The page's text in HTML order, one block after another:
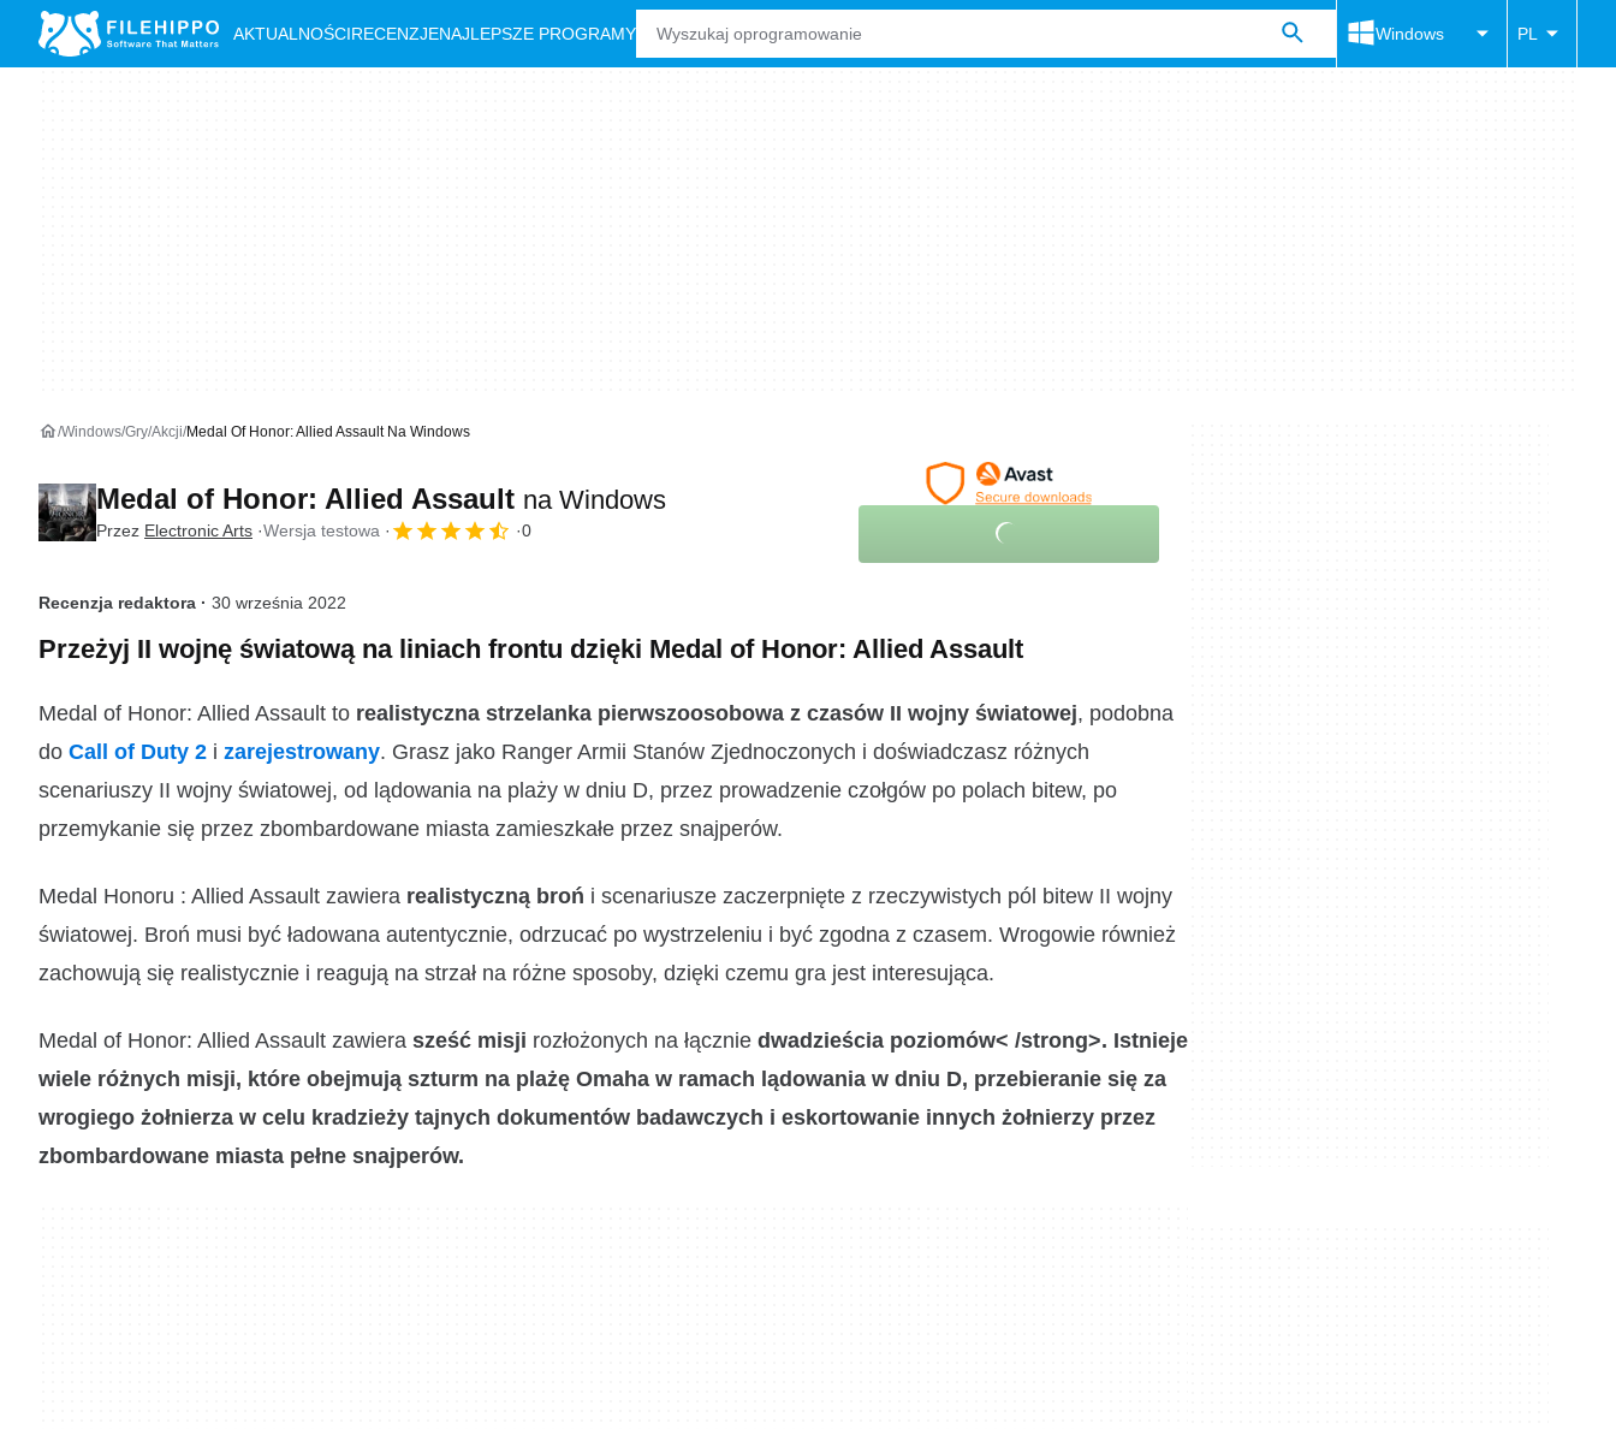
AKTUALNOŚCIRECENZJENAJLEPSZE PROGRAMY Windows PL
Windows Gry Akcji Medal Of Honor: Allied Assault Na Windows
Medal of Honor: Allied Assault na Windows
Przez Electronic Arts Wersja testowa 0
Recenzja redaktora · 30 września 2022
Przeżyj II wojnę światową na liniach frontu dzięki Medal of Honor: Allied Assault
Medal of Honor: Allied Assault to realistyczna strzelanka pierwszoosobowa z czasów II wojny światowej, podobna
do Call of Duty 2 i zarejestrowany. Grasz jako Ranger Armii Stanów Zjednoczonych i doświadczasz różnych
scenariuszy II wojny światowej, od lądowania na plaży w dniu D, przez prowadzenie czołgów po polach bitew, po
przemykanie się przez zbombardowane miasta zamieszkałe przez snajperów.
Medal Honoru : Allied Assault zawiera realistyczną broń i scenariusze zaczerpnięte z rzeczywistych pól bitew II wojny
światowej. Broń musi być ładowana autentycznie, odrzucać po wystrzeleniu i być zgodna z czasem. Wrogowie również
zachowują się realistycznie i reagują na strzał na różne sposoby, dzięki czemu gra jest interesująca.
Medal of Honor: Allied Assault zawiera sześć misji rozłożonych na łącznie dwadzieścia poziomów< /strong>. Istnieje
wiele różnych misji, które obejmują szturm na plażę Omaha w ramach lądowania w dniu D, przebieranie się za
wrogiego żołnierza w celu kradzieży tajnych dokumentów badawczych i eskortowanie innych żołnierzy przez
zbombardowane miasta pełne snajperów.